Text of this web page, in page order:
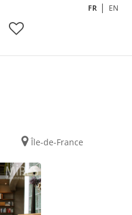
FR EN
Île-de-France